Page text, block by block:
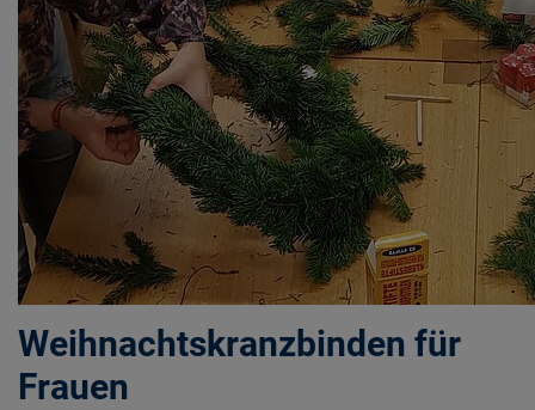
Weihnachtskranzbinden für
Frauen